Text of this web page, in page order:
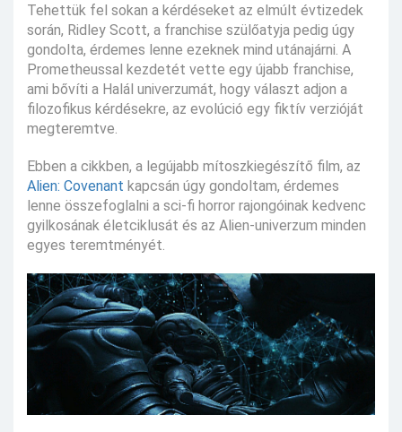
Tehettük fel sokan a kérdéseket az elmúlt évtizedek
során, Ridley Scott, a franchise szülőatyja pedig úgy
gondolta, érdemes lenne ezeknek mind utánajárni. A
Prometheussal kezdetét vette egy újabb franchise,
ami bővíti a Halál univerzumát, hogy választ adjon a
filozofikus kérdésekre, az evolúció egy fiktív verzióját
megteremtve.
Ebben a cikkben, a legújabb mítoszkiegészítő film, az
Alien: Covenant kapcsán úgy gondoltam, érdemes
lenne összefoglalni a sci-fi horror rajongóinak kedvenc
gyilkosának életciklusát és az Alien-univerzum minden
egyes teremtményét.